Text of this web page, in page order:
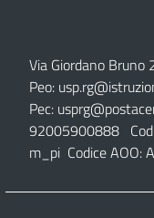
Via Giordano Bruno
Peo:
Pec:
92005900888
m_pi Codice AOO: